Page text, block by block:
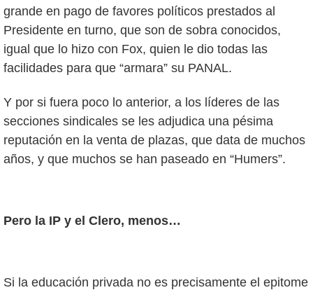
grande en pago de favores políticos prestados al
Presidente en turno, que son de sobra conocidos,
igual que lo hizo con Fox, quien le dio todas las
facilidades para que “armara” su PANAL.
Y por si fuera poco lo anterior, a los líderes de las
secciones sindicales se les adjudica una pésima
reputación en la venta de plazas, que data de muchos
años, y que muchos se han paseado en “Humers”.
Pero la IP y el Clero, menos…
Si la educación privada no es precisamente el epitome